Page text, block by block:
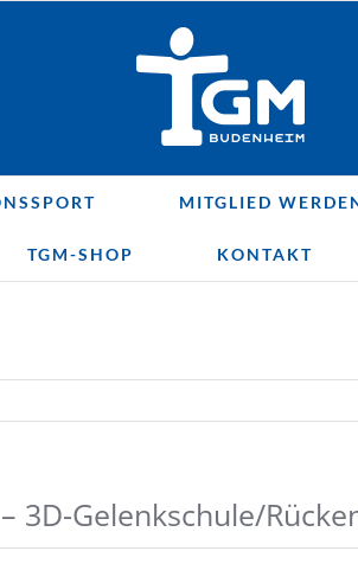
MITGLIED
TGM-SHOP KONTAKT
3D-Gelenkschule/